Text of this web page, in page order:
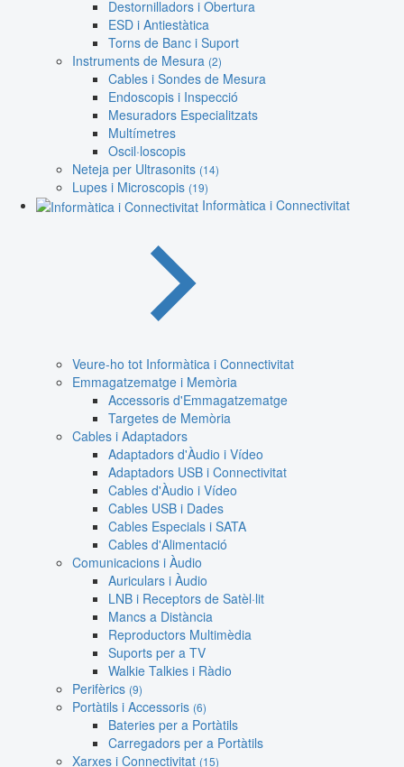
Destornilladors i Obertura
ESD i Antiestàtica
Torns de Banc i Suport
Instruments de Mesura (2)
Cables i Sondes de Mesura
Endoscopis i Inspecció
Mesuradors Especialitzats
Multímetres
Oscil·loscopis
Neteja per Ultrasonits (14)
Lupes i Microscopis (19)
Informàtica i Connectivitat
Veure-ho tot Informàtica i Connectivitat
Emmagatzematge i Memòria
Accessoris d'Emmagatzematge
Targetes de Memòria
Cables i Adaptadors
Adaptadors d'Àudio i Vídeo
Adaptadors USB i Connectivitat
Cables d'Àudio i Vídeo
Cables USB i Dades
Cables Especials i SATA
Cables d'Alimentació
Comunicacions i Àudio
Auriculars i Àudio
LNB i Receptors de Satèl·lit
Mancs a Distància
Reproductors Multimèdia
Suports per a TV
Walkie Talkies i Ràdio
Perifèrics (9)
Portàtils i Accessoris (6)
Bateries per a Portàtils
Carregadors per a Portàtils
Xarxes i Connectivitat (15)